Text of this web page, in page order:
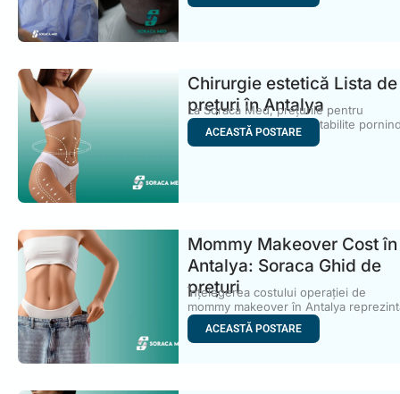
Chirurgie estetică Lista de
prețuri în Antalya
La Soraca Med, prețurile pentru
chirurgia estetică sunt stabilite pornind
ACEASTĂ POSTARE
Mommy Makeover Cost în
Antalya: Soraca Ghid de
prețuri
Înțelegerea costului operației de
mommy makeover în Antalya
unul
ACEASTĂ POSTARE